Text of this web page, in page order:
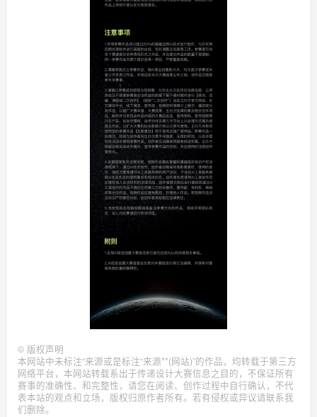
© 版权声明
本网站中未标注“来源或是标注“来源**(网站)”的作品，均转载于第三方
网络平台，本网站转载系出于传递设计大赛信息之目的，不保证所有
赛事的准确性、和完整性，请您在阅读、创作过程中自行确认，不代
表本站的观点和立场，版权归原作者所有。若有侵权或异议请联系我
们删除。